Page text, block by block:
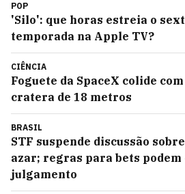
POP
'Silo': que horas estreia o
temporada na Apple TV?
CIÊNCIA
Foguete da SpaceX colide
cratera de 18 metros
BRASIL
STF suspende discussão
azar; regras para bets
julgamento